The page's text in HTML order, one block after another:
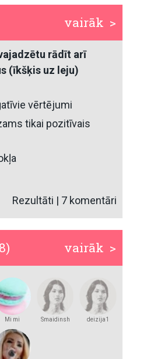
vairāk >
rādīt arī
(īkšķis uz leju)
vērtējumi
tikai pozitīvais
Rezultāti | 7 komentāri
vairāk >
Mi mi Smaidinsh deizija1